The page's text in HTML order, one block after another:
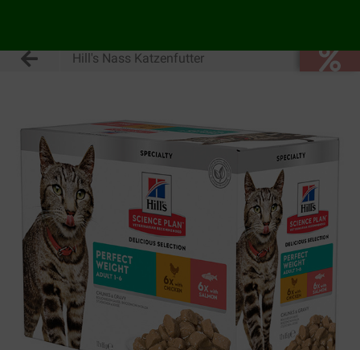
Hill's Nass Katzenfutter